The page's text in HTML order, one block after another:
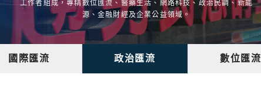
工作者組成，專精數位匯流、醫藥生活、網路科技、政治民調、新能
源、金融財經及企業公益領域。
國際匯流 政治匯流 數位匯流